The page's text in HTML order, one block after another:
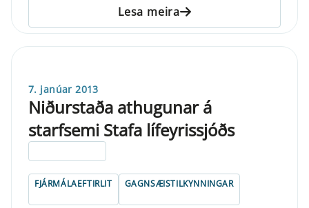
Lesa meira
7. janúar 2013
Niðurstaða athugunar á
starfsemi Stafa lífeyrissjóðs
FJÁRMÁLAEFTIRLIT GAGNSÆISTILKYNNINGAR